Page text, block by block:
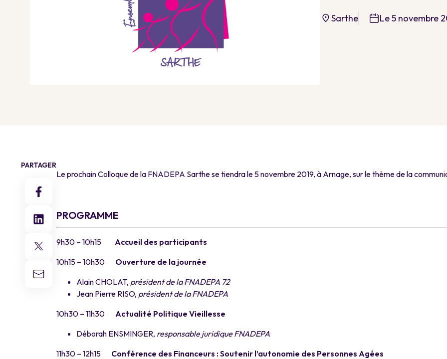
Sarthe Le 5 novembre
PARTAGER
Le prochain Colloque de la FNADEPA Sarthe se tiendra le 5 novembre 2019, à Arnage, sur le thème de la
PROGRAMME
9h30 – 10h15 Accueil des participants
10h15 – 10h30 Ouverture de la journée
Alain CHOLAT, président de la FNADEPA 72
Jean Pierre RISO, président de la FNADEPA
10h30 – 11h30 Actualité Politique Vieillesse
Déborah ENSMINGER, responsable juridique FNADEPA
11h30 – 12h15 Conférence des Financeurs : Soutenir l’autonomie des Personnes Agées